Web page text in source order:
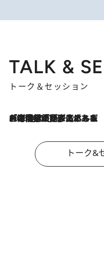
TALK &
トーク＆セッション
2026.8.3
「今後値上げがあるとすれば…」「リスクがあるのは今年の冬」エネルギー専門家が語る、ホルムズ海峡封鎖が家庭にもたらす“ある心配”
トーク&